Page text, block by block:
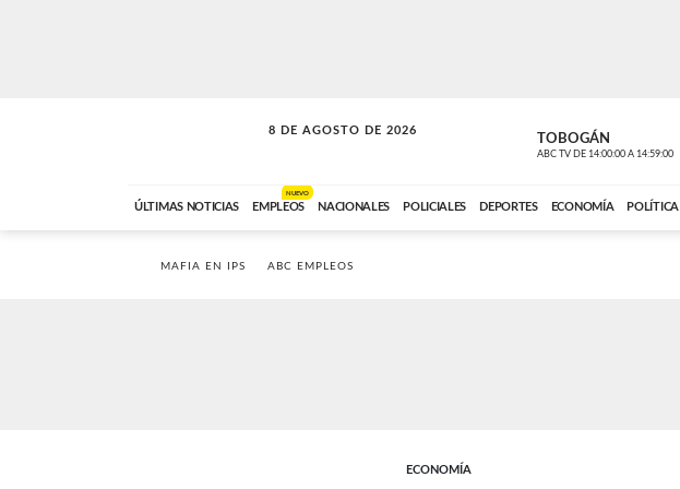
8 DE AGOSTO DE 2026
SOLO MÚSICA TOBOGÁN
ABC TV DE 14:00:00 A 14:59:00
ÚLTIMAS NOTICIAS EMPLEOS
NUEVO
NACIONALES POLICIALES DEPORTES ECONOMÍA POLÍTICA
MAFIA EN IPS ABC EMPLEOS
ECONOMÍA